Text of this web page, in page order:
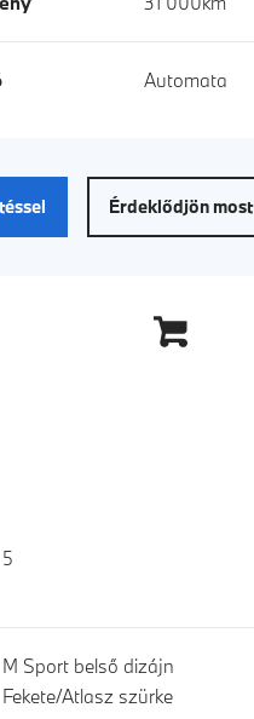
Automata
Érdeklődjön most
5
M Sport belső dizájn
Fekete/Atlasz szürke